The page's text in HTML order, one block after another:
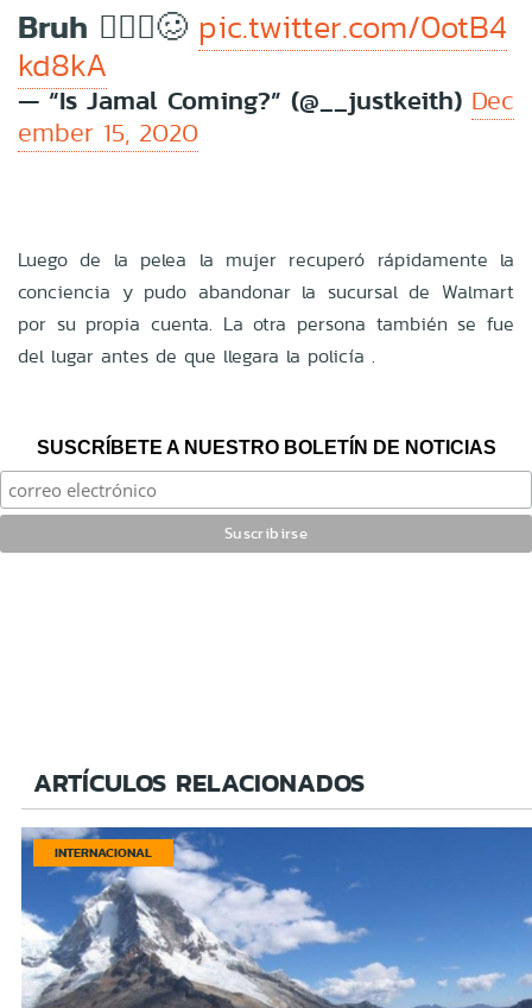
Bruh 🤦🏾‍♂️🥴 pic.twitter.com/0otB4
kd8kA
— “Is Jamal Coming?” (@__justkeith) Dec
ember 15, 2020
Luego de la pelea la mujer recuperó rápidamente la
conciencia y pudo abandonar la sucursal de Walmart
por su propia cuenta. La otra persona también se fue
del lugar antes de que llegara la policía .
SUSCRÍBETE A NUESTRO BOLETÍN DE NOTICIAS
ARTÍCULOS RELACIONADOS
INTERNACIONAL